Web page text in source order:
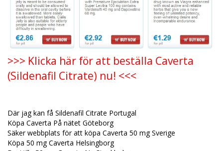
>>> Klicka här för att beställa Caverta
(Sildenafil Citrate) nu! <<<
Där jag kan få Sildenafil Citrate Portugal
Köpa Caverta På nätet Göteborg
Säker webbplats för att köpa Caverta 50 mg Sverige
Köpa 50 mg Caverta Helsingborg